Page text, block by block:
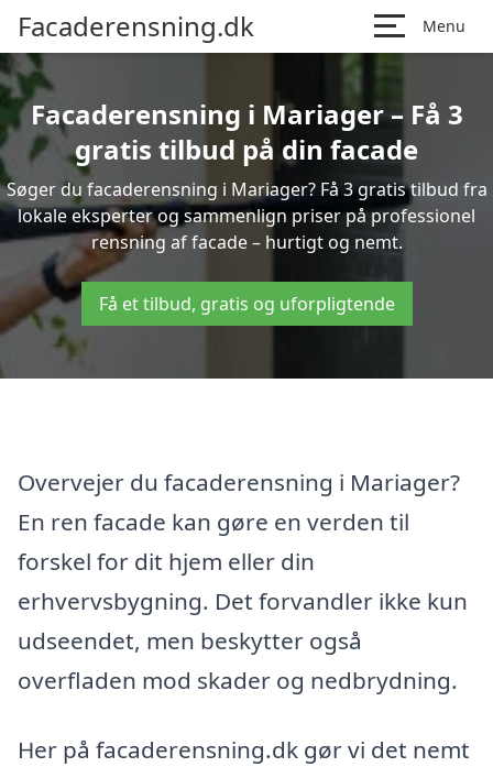
Facaderensning.dk Menu
Facaderensning i Mariager – Få 3
gratis tilbud på din facade
Søger du facaderensning i Mariager? Få 3 gratis tilbud fra
lokale eksperter og sammenlign priser på professionel
rensning af facade – hurtigt og nemt.
Få et tilbud, gratis og uforpligtende
Overvejer du facaderensning i Mariager?
En ren facade kan gøre en verden til
forskel for dit hjem eller din
erhvervsbygning. Det forvandler ikke kun
udseendet, men beskytter også
overfladen mod skader og nedbrydning.
Her på facaderensning.dk gør vi det nemt